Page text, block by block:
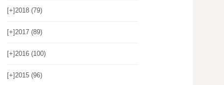
[+]2018 (79)
[+]2017 (89)
[+]2016 (100)
[+]2015 (96)